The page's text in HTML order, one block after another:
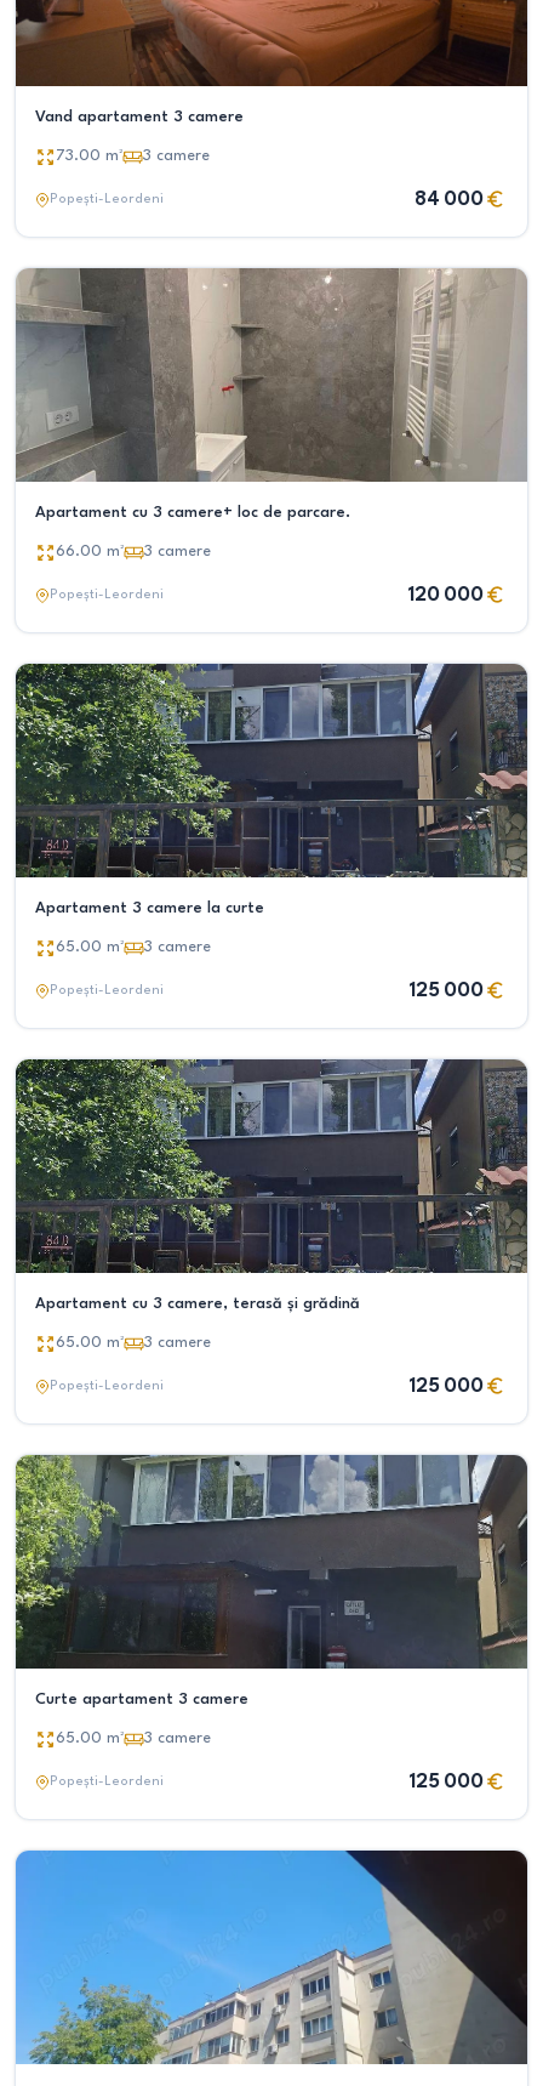
Vand apartament 3 camere
73.00 m² 3 camere
Popești-Leordeni 84 000
Apartament cu 3 camere+ loc de parcare.
66.00 m² 3 camere
Popești-Leordeni 120 000
Apartament 3 camere la curte
65.00 m² 3 camere
Popești-Leordeni 125 000
Apartament cu 3 camere, terasă și grădină
65.00 m² 3 camere
Popești-Leordeni 125 000
Curte apartament 3 camere
65.00 m² 3 camere
Popești-Leordeni 125 000